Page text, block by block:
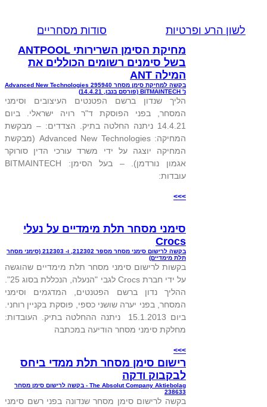
לשון הרע ופרטיות
סודות מסחריים
מחיקת הסימן השרירותי ANTPOOL
בשל סימנים רשומים הכוללים את
המילה ANT
בקשה למחיקת סימן מסחר 295940 Advanced New Technologies
נ' BITMAINTECH (פורסם בנבו, 14.4.21)
הליך שנדון ברשם הפטנטים העיצובים וסימני
המסחר, בפני הפוסקת ד"ר רויה ישראלי. ביום
14.4.21 ניתנה החלטה בתיק. הצדדים: – מבקשת
המחיקה: Advanced New Technologies (מבקשת
המחיקה יוצגה על ידי משרד עורכי הדין סורוקר
אגמון נורדמן). – בעל הסימן: BITMAINTECH
עובדות:
>>>
סימני מסחר תלת מימדיים על נעלי
Crocs
בקשה לרישום סימני מסחר מספר 212302, ו- 212303 (סימני מסחר
תלת מימדיים)
בקשות לרישום סימני מסחר תלת מימדיים שהוגשה
על ידי חברת Crocs לגבי "הנעלה, הנכללת בסוג 25".
ההליך נדון ברשם הפטנטים, המדגמים וסימני
המסחר, בפני יערה שושני כספי, פוסקת בקניין רוחני.
ביום 15.1.2013 ניתנה ההחלטה בתיק. העובדות:
מחלקת סימני מסחר הודיעה במכתבה
>>>
רישום סימן מסחר תלת ממדי ביחס
לבקבוק ודקה
The Absolut Company Aktiebolag - בקשה לרישום סימן מסחר
238633
בקשה לרישום סימן מסחר שנדונה בפני רשם סימני